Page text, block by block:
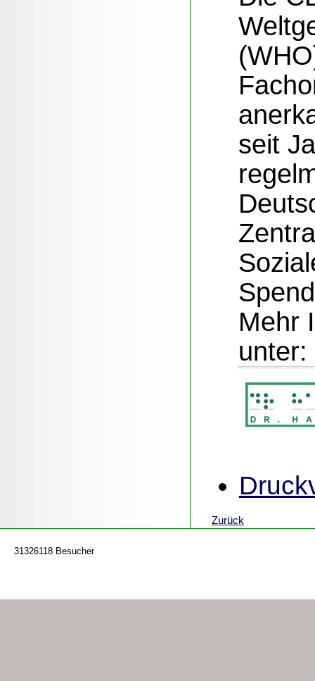
seit
Mehr
unter:
Zurück
31326118 Besucher